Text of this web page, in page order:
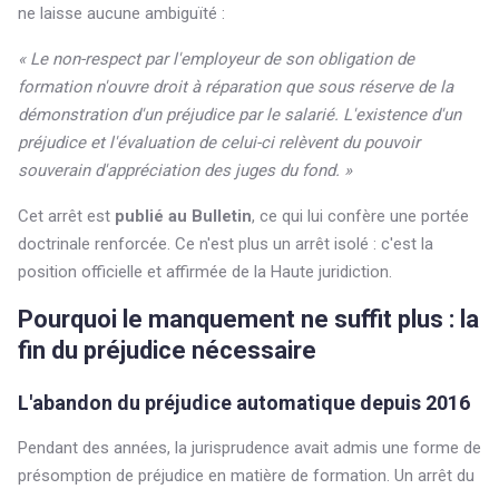
ne laisse aucune ambiguïté :
« Le non-respect par l'employeur de son obligation de
formation n'ouvre droit à réparation que sous réserve de la
démonstration d'un préjudice par le salarié. L'existence d'un
préjudice et l'évaluation de celui-ci relèvent du pouvoir
souverain d'appréciation des juges du fond. »
Cet arrêt est publié au Bulletin, ce qui lui confère une portée
doctrinale renforcée. Ce n'est plus un arrêt isolé : c'est la
position officielle et affirmée de la Haute juridiction.
Pourquoi le manquement ne suffit plus : la
fin du préjudice nécessaire
L'abandon du préjudice automatique depuis 2016
Pendant des années, la jurisprudence avait admis une forme de
présomption de préjudice en matière de formation. Un arrêt du